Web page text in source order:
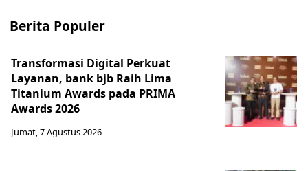
Berita Populer
Transformasi Digital Perkuat
Layanan, bank bjb Raih Lima
Titanium Awards pada PRIMA
Awards 2026
Jumat, 7 Agustus 2026